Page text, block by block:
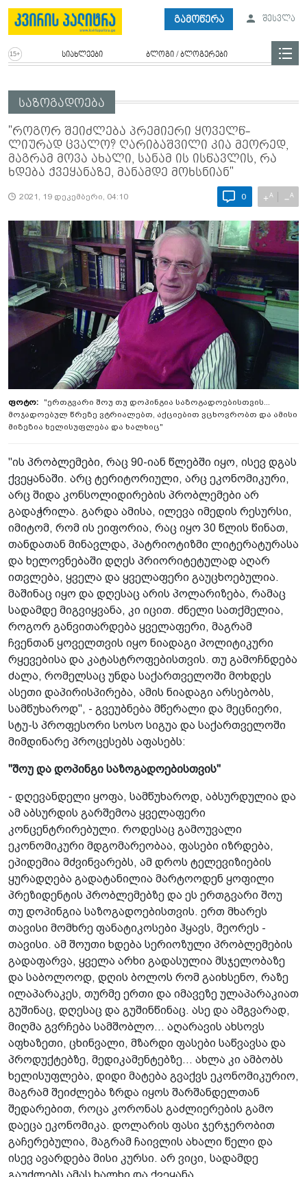
გამოწერა შესვლა
სიახლეები ბლოგი / ბლოგერები
საზოგადოება
"როგორ შეიძლება პრემიერი ყოველწ­
ლიურად ცვალო? ღარიბაშვილი კია მე­ორედ,
მაგრამ მოვა ახალი, სანამ ის ისწავლის, რა
ხდება ქვეყანაზე, მანამდე მოხ­სნიან"
2021, 19 დეკემბერი, 04:10 0 +A −A
"ერთგვარი შოუ თუ დოპინგია საზოგადოებისთვის...
მოჯადოებულ წრეზე­ ვტრიალებთ, აქციებით ვცხოვრობთ და­ ამისი
მიზეზია ხელისუფლება და ხალხიც"
"ის პრობლემები, რაც 90-იან წლებში იყო, ისევ დგას
ქვეყანაში. არც ტერიტორიული, არც ეკონომიკური,
არც შიდა კონსოლიდირების პრობლემები არ
გადაჭრილა.­ გარდა ამისა, ილევა იმედის რესურსი,
იმიტომ, რომ ის ეიფორია, რაც იყო 30 წლის წინათ,
თანდათან მინავლდა, პატრიოტიზმი ლიტერატურასა
და ხელოვნებაში დღეს პრიორიტეტულად აღარ
ითვლება, ყველა და ყველაფერი გაუცხოებულია.
მაშინაც იყო და დღესაც არის პოლარიზება, რამაც
სადამდე მიგვიყვანა, კი იცით. ძნელი სათქმელია,
როგორ განვითარდება ყველაფერი, მაგრამ
ჩვენთან ყოველთვის იყო ნიადაგი პოლიტიკური
რყევებისა და კატასტროფებისთვის. თუ გამოჩნდება
ძალა, რომელსაც უნდა საქართველოში მოხდეს
ასეთი დაპირისპირება, ამის ნიადაგი არსებობს,
სამწუხაროდ", - გვეუბნება მწერალი და მეცნიერი,
სტუ-ს პროფესორი სოსო სიგუა და საქართველოში
მიმდინარე პროცესებს აფასებს:
"შოუ და დოპინგი საზოგადოებისთვის"
- დღევანდელი ყოფა, სამწუხაროდ, აბსურდულია და
ამ აბსურდის გარშემოა ყველაფერი
კონცენტრირებული. როდესაც გამოუვალი
ეკონომიკური მდგომარეობაა, ფასები იზრდება,
ეპიდემია მძვინვარებს, ამ დროს ტელევიზიების
ყურადღება გადატანილია მარტოოდენ ყოფილი
პრეზიდენტის პრობლემებზე და ეს ერთგვარი შოუ
თუ დოპინგია საზოგადოებისთვის. ერთ მხარეს
თავისი მომხრე ფანატიკოსები ჰყავს, მეორეს -
თავისი. ამ შოუთი ხდება სერიოზული პრობლემების
გადაფარვა, ყველა არხი გადასულია მსჯელობაზე
და საბოლოოდ, დღის ბოლოს რომ გაიხსენო, რაზე
ილაპარაკეს, თურმე ერთი და იმავეზე ულაპარაკიათ
გუშინაც, დღესაც და გუშინწინაც. ასე და ამგვარად,
მიღმა გვრჩება სამშობლო... აღარავის ახსოვს
აფხაზეთი, ცხინვალი, მზარდი ფასები საწვავსა და
პროდუქტებზე, მედიკამენტებზე... ახლა კი ამბობს
ხელისუფლება, დიდი მატება გვაქვს ეკონომიკურიო,
მაგრამ შეიძლება ზრდა იყოს შარშანდელთან
შედარებით, როცა კორონას გაძლიერების გამო
დაეცა ეკონომიკა. დოლარის ფასი ჯერჯერობით
გაჩერებულია, მაგრამ ჩაივლის ახალი წელი და
ისევ ავარდება მისი კურსი. არ ვიცი, სადამდე
გაუძლებს ამას ხალხი და ქვეყანა.